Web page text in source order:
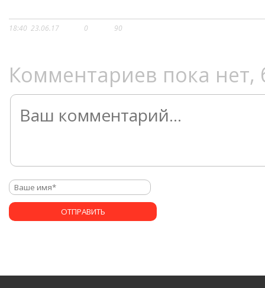
18:40 23.06.17 0 90
Комментариев пока нет,